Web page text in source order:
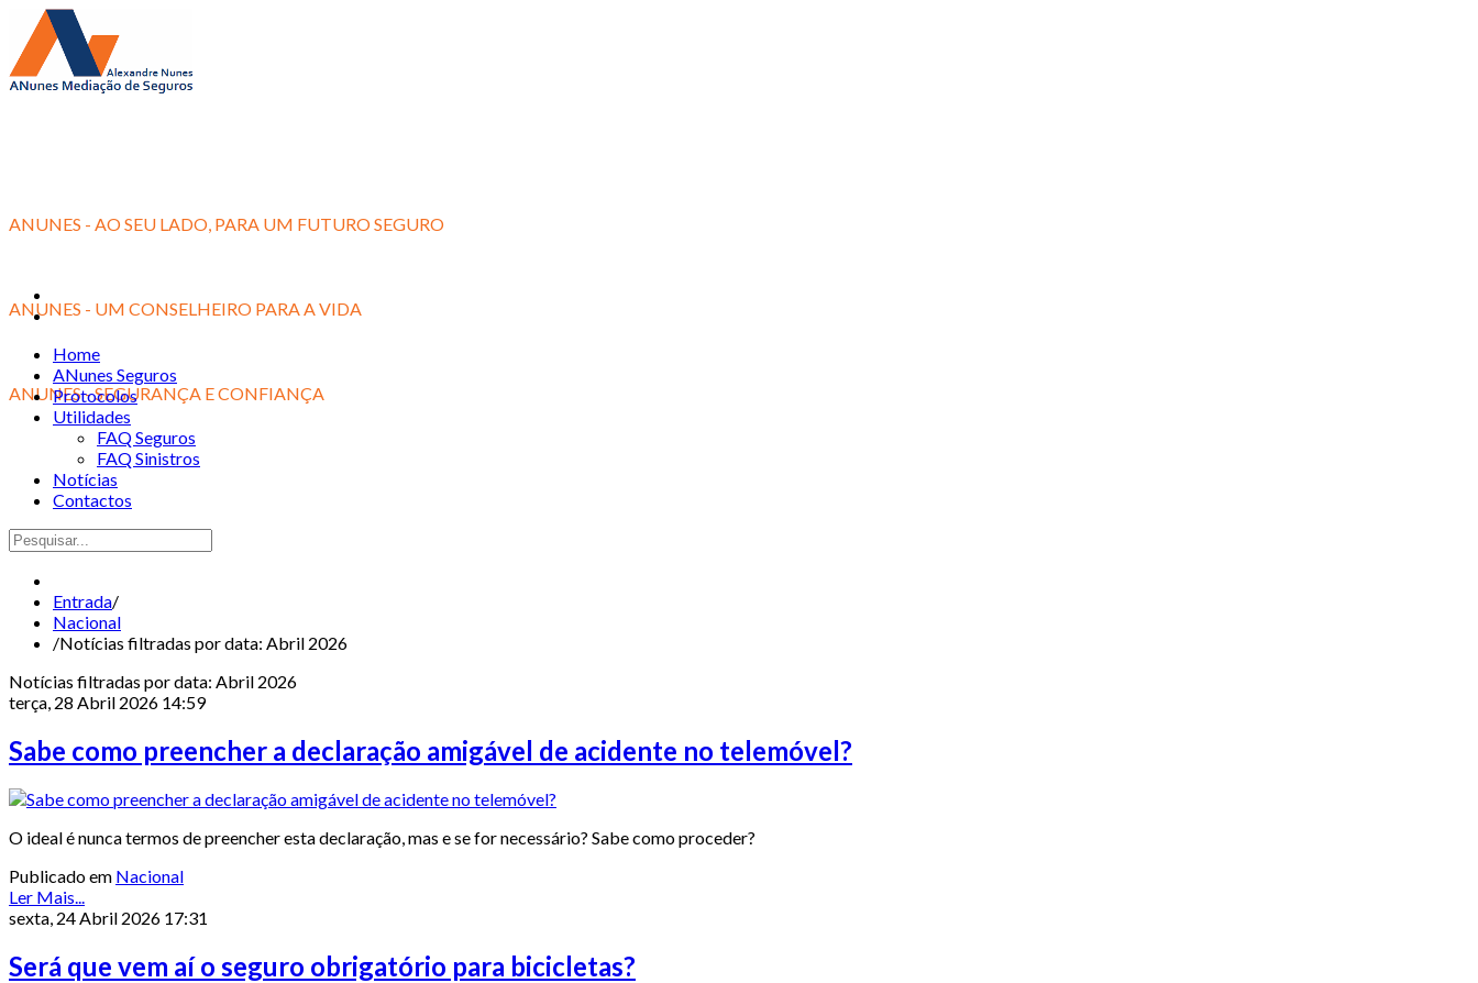
ANUNES - AO SEU LADO, PARA UM FUTURO SEGURO
ANUNES - UM CONSELHEIRO PARA A VIDA
ANUNES - SEGURANÇA E CONFIANÇA
Home
ANunes Seguros
Protocolos
Utilidades
FAQ Seguros
FAQ Sinistros
Notícias
Contactos
Entrada/
Nacional
/Notícias filtradas por data: Abril 2026
Notícias filtradas por data: Abril 2026
terça, 28 Abril 2026 14:59
Sabe como preencher a declaração amigável de acidente no telemóvel?
O ideal é nunca termos de preencher esta declaração, mas e se for necessário? Sabe como proceder?
Publicado em Nacional
Ler Mais...
sexta, 24 Abril 2026 17:31
Será que vem aí o seguro obrigatório para bicicletas?